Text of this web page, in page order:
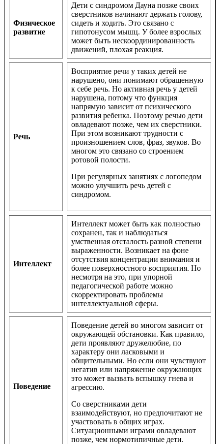
Физическое
развитие
Дети с синдромом Дауна позже своих
сверстников начинают держать голову,
сидеть и ходить. Это связано с
гипотонусом мышц. У более взрослых
может быть нескоординированность
движений, плохая реакция.
Речь
Восприятие речи у таких детей не
нарушено, они понимают обращенную
к себе речь. Но активная речь у детей
нарушена, потому что функция
напрямую зависит от психического
развития ребенка. Поэтому речью дети
овладевают позже, чем их сверстники.
При этом возникают трудности с
произношением слов, фраз, звуков. Во
многом это связано со строением
ротовой полости.
При регулярных занятиях с логопедом
можно улучшить речь детей с
синдромом.
Интеллект
Интеллект может быть как полностью
сохранен, так и наблюдаться
умственная отсталость разной степени
выраженности. Возникает на фоне
отсутствия концентрации внимания и
более поверхностного восприятия. Но
несмотря на это, при упорной
педагогической работе можно
скорректировать проблемы
интеллектуальной сферы.
Поведение
Поведение детей во многом зависит от
окружающей обстановки. Как правило,
дети проявляют дружелюбие, по
характеру они ласковыми и
общительными. Но если они чувствуют
негатив или напряжение окружающих
это может вызвать вспышку гнева и
агрессию.
Со сверстниками дети
взаимодействуют, но предпочитают не
участвовать в общих играх.
Ситуационными играми овладевают
позже, чем нормотипичные дети.